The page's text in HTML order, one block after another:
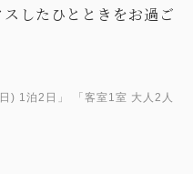
したひとときをお過ご
) 1泊2日 」 「客室1室 大人2人